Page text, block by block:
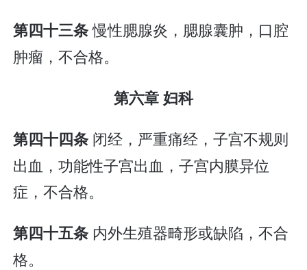
第四十三条慢性腮腺炎，腮腺囊肿，口腔
肿瘤，不合格。
第六章 妇科
第四十四条 闭经，严重痛经，子宫不规则
出血，功能性子宫出血，子宫内膜异位
症，不合格。
第四十五条 内外生殖器畸形或缺陷，不合
格。